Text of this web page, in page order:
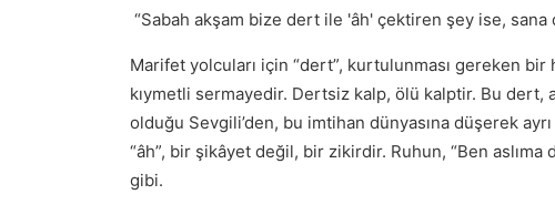
“Sabah akşam bize dert ile 'âh' çektiren şey ise, sana
Marifet yolcuları için “dert”, kurtulunması gereken
kıymetli sermayedir. Dertsiz kalp, ölü kalptir. Bu dert,
olduğu Sevgili’den, bu imtihan dünyasına düşerek
“âh”, bir şikâyet değil, bir zikirdir. Ruhun, “Ben aslıma
gibi.